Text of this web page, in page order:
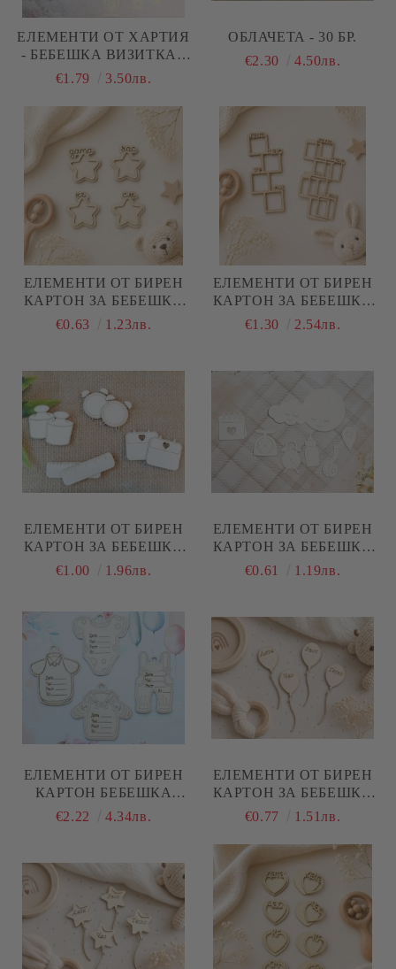
ЕЛЕМЕНТИ ОТ ХАРТИЯ
- БЕБЕШКА ВИЗИТКА -
28 ЕЛЕМЕНТА
€1.79 3.50лв.
ОБЛАЧЕТА - 30 БР.
€2.30
4.50лв.
ЕЛЕМЕНТИ ОТ БИРЕН
КАРТОН ЗА БЕБЕШКА
ВИЗИТКА ЗВЕЗДИЧКИ -
САНТИМЕТРИ - 4
ЕЛЕМЕНТА
€0.63 1.23лв.
ЕЛЕМЕНТИ ОТ БИРЕН
КАРТОН ЗА БЕБЕШКА
ВИЗИТКА КВАДРАТ -
САНТИМЕТРИ - 2
€1.30 2.54лв.
ЕЛЕМЕНТИ ОТ БИРЕН
КАРТОН ЗА БЕБЕШКА
ВИЗИТКА - ЗА ДАТА,
КОМПЛЕКТА
€1.00 1.96лв.
ЕЛЕМЕНТИ ОТ БИРЕН
КАРТОН ЗА БЕБЕШКА
ВИЗИТКА - 7 ЕЛЕМЕНТА
€0.61 1.19лв.
EЛЕМЕНТИ ОТ БИРЕН
КАРТОН БЕБЕШКА
ВИЗИТКА ЗА МОМЧЕ - 4
€2.22 4.34лв.
ЕЛЕМЕНТИ ОТ БИРЕН
КАРТОН ЗА БЕБЕШКА
ВИЗИТКА БАЛОНЧЕТА -
КИЛОГРАМИ,
САНТИМЕТРИ
€0.77 1.51лв.